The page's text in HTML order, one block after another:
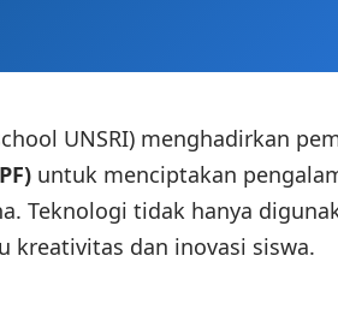
UNSRI) menghadirkan
untuk menciptakan
Teknologi tidak hanya
kreativitas dan inovasi siswa.